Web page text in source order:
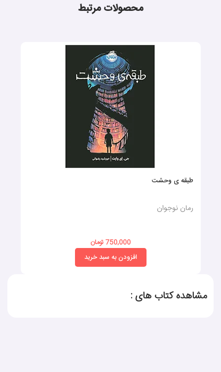
محصولات مرتبط
طبقه ی وحشت
رمان نوجوان
750,000 تومان
افزودن به سبد خرید
مشاهده کتاب های :